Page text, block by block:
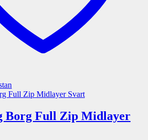
Borg Full Zip Midlayer